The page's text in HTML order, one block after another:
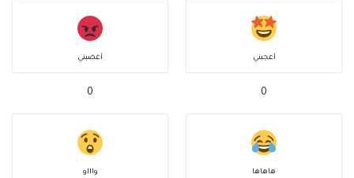
أعجبني
0
أغضبني
0
هاهاها واااو